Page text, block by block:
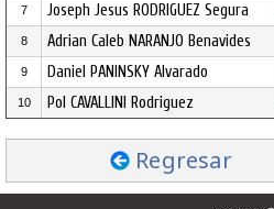
7 Joseph Jesus RODRIGUEZ Segura
8 Adrian Caleb NARANJO Benavides
9 Daniel PANINSKY Alvarado
10 Pol CAVALLINI Rodriguez
Regresar